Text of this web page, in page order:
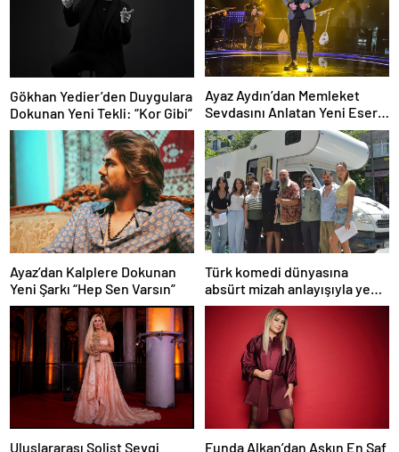
Gökhan Yedier’den Duygulara
Dokunan Yeni Tekli: “Kor Gibi”
Ayaz Aydın’dan Memleket
Sevdasını Anlatan Yeni Eser:
“Biz Sivaslıyız”
Ayaz’dan Kalplere Dokunan
Yeni Şarkı “Hep Sen Varsın”
Türk komedi dünyasına
absürt mizah anlayışıyla yeni
bir soluk getirmeye
hazırlanan “Şebeke: Sinyal
Yok”, çekimlerine başladı.
Uluslararası Solist Sevgi Funda Alkan’dan Aşkın En Saf